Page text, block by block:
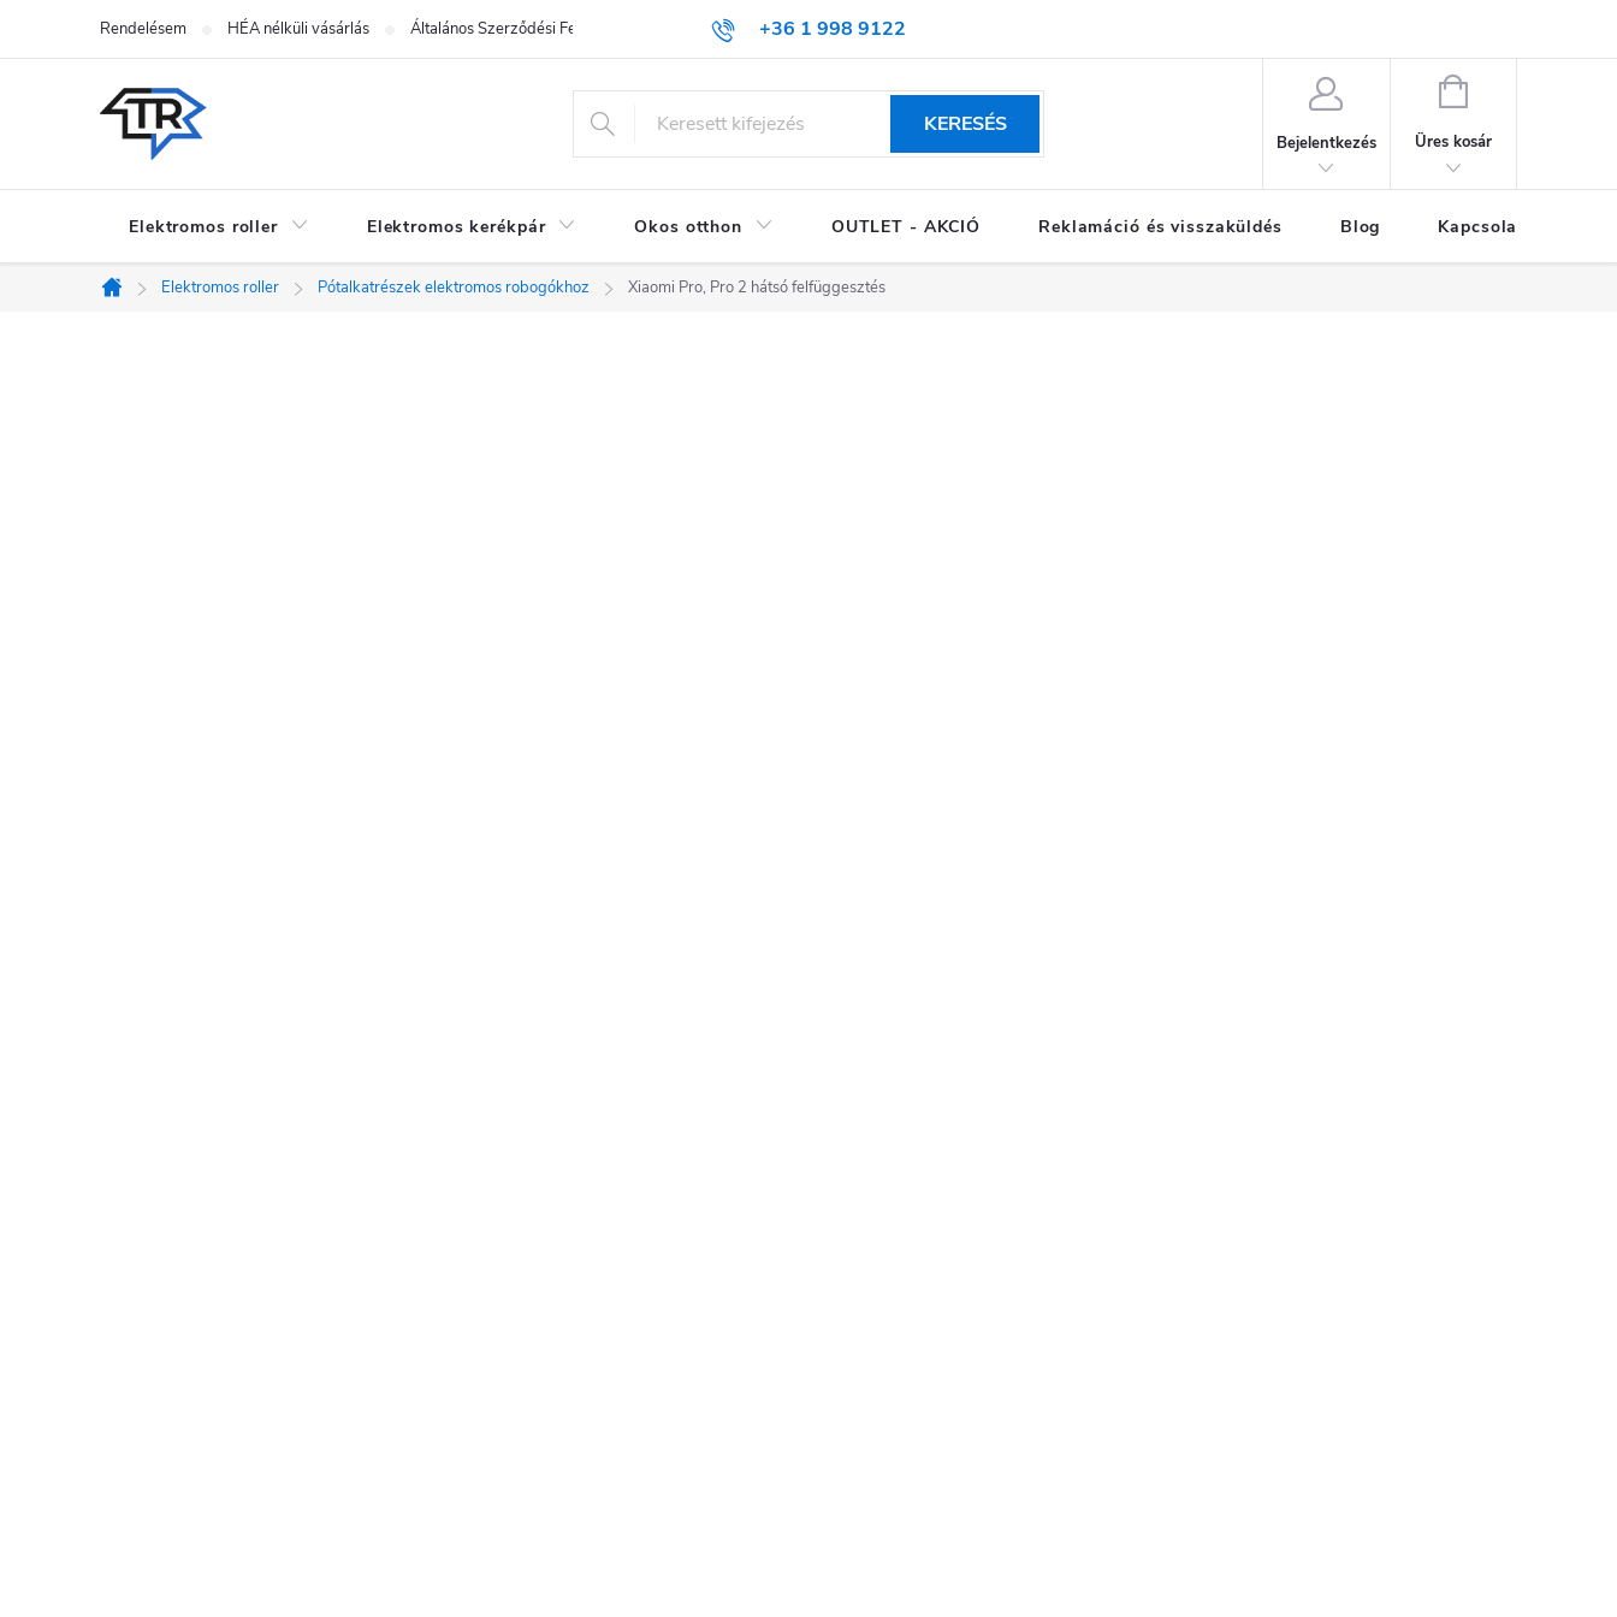
tartalomhoz
+36 1 998 9122
Rendelésem HÉA nélküli vásárlás Általános Szerződési Feltételek (ÁSZF)
KERESÉS
Bejelentkezés
KOSÁR
Üres kosár
Elektromos roller Elektromos kerékpár Okos otthon OUTLET - AKCIÓ Reklamáció és visszaküldés Blog Kapcsolat
Kezdőlap
Elektromos roller Pótalkatrészek elektromos robogókhoz Xiaomi Pro, Pro 2 hátsó felfüggesztés